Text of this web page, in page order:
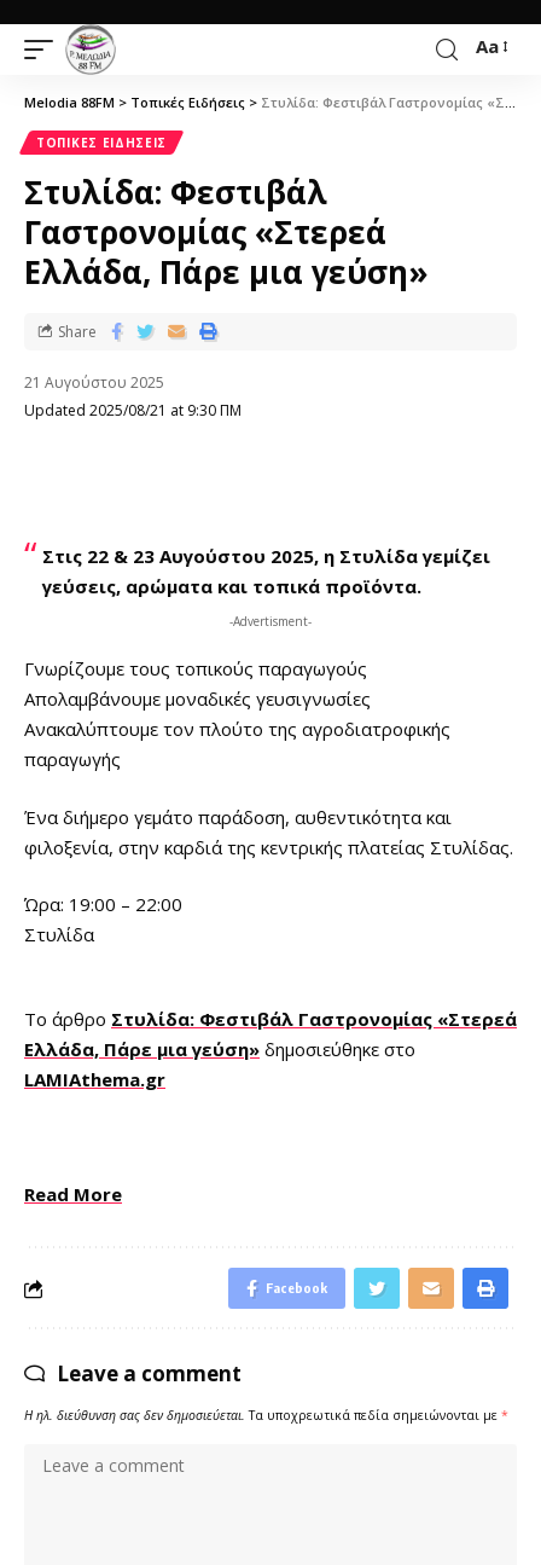
Aa
Melodia 88FM > Τοπικές Ειδήσεις > Στυλίδα: Φεστιβάλ Γαστρονομίας «Στερεά Ελλάδα, Πάρε μια γεύση»
ΤΟΠΙΚΈΣ ΕΙΔΉΣΕΙΣ
Στυλίδα: Φεστιβάλ
Γαστρονομίας «Στερεά
Ελλάδα, Πάρε μια γεύση»
21 Αυγούστου 2025
Updated 2025/08/21 at 9:30 ΠΜ
Share
Στις 22 & 23 Αυγούστου 2025, η Στυλίδα γεμίζει
γεύσεις, αρώματα και τοπικά προϊόντα.
-Advertisment-
Γνωρίζουμε τους τοπικούς παραγωγούς
Απολαμβάνουμε μοναδικές γευσιγνωσίες
Ανακαλύπτουμε τον πλούτο της αγροδιατροφικής
παραγωγής
Ένα διήμερο γεμάτο παράδοση, αυθεντικότητα και
φιλοξενία, στην καρδιά της κεντρικής πλατείας Στυλίδας.
Ώρα: 19:00 – 22:00
Στυλίδα
Το άρθρο Στυλίδα: Φεστιβάλ Γαστρονομίας «Στερεά
Ελλάδα, Πάρε μια γεύση» δημοσιεύθηκε στο
LAMIAthema.gr
Read More
Facebook
Leave a comment
Η ηλ. διεύθυνση σας δεν δημοσιεύεται. Τα υποχρεωτικά πεδία σημειώνονται με *